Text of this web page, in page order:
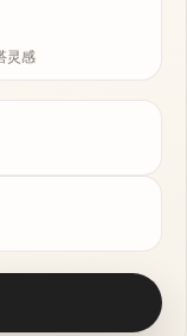
灵感